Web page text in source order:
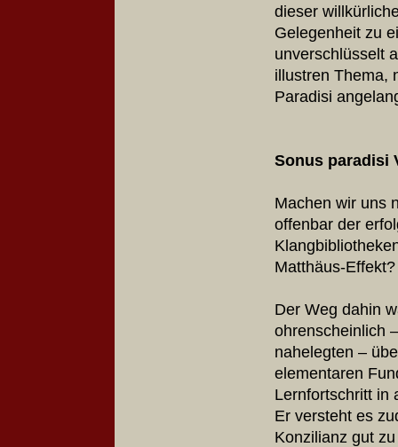
dieser
Gelegenheit zu
unverschlüsselt
illustren Thema,
Paradisi
Sonus paradisi
Machen wir uns
offenbar der
Matthäus-
Der Weg dahin
ohrenscheinlich
nahelegten –
elementaren
Lernfortschritt in
Er versteht es
Konzilianz gut